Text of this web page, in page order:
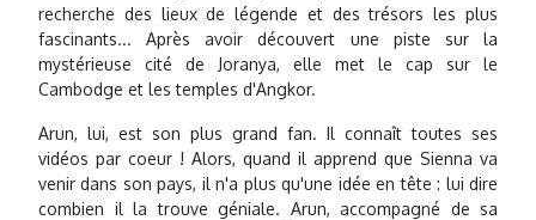
recherche des lieux de légende et des trésors les plus
fascinants... Après avoir découvert une piste sur la
mystérieuse cité de Joranya, elle met le cap sur le
Cambodge et les temples d'Angkor.
Arun, lui, est son plus grand fan. Il connaît toutes ses
vidéos par coeur ! Alors, quand il apprend que Sienna va
venir dans son pays, il n'a plus qu'une idée en tête : lui dire
combien il la trouve géniale. Arun, accompagné de sa